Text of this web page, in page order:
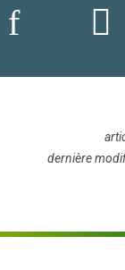
dernière